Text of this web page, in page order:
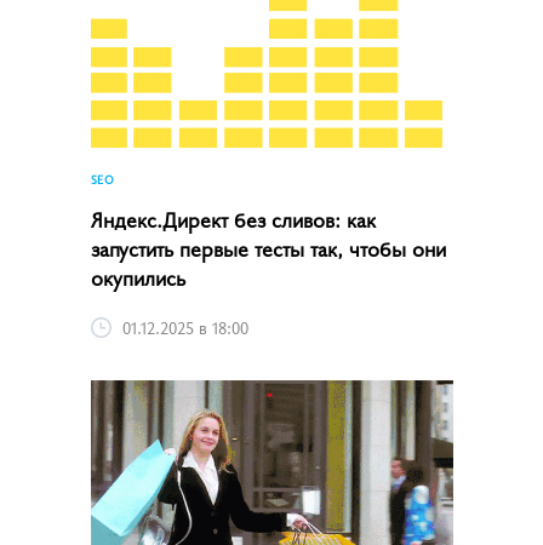
SEO
Яндекс.Директ без сливов: как
запустить первые тесты так, чтобы они
окупились
01.12.2025 в 18:00